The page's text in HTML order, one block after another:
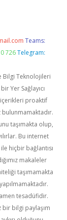
Teams:
726 Telegram:
Bilgi Teknolojileri
Yer Sağlayıcı
proaktif
taşımakta olup,
Bu internet
hiçbir bağlantısı
makaleler
taşımamakta
tesadüfidir.
bir bilgi paylaşım